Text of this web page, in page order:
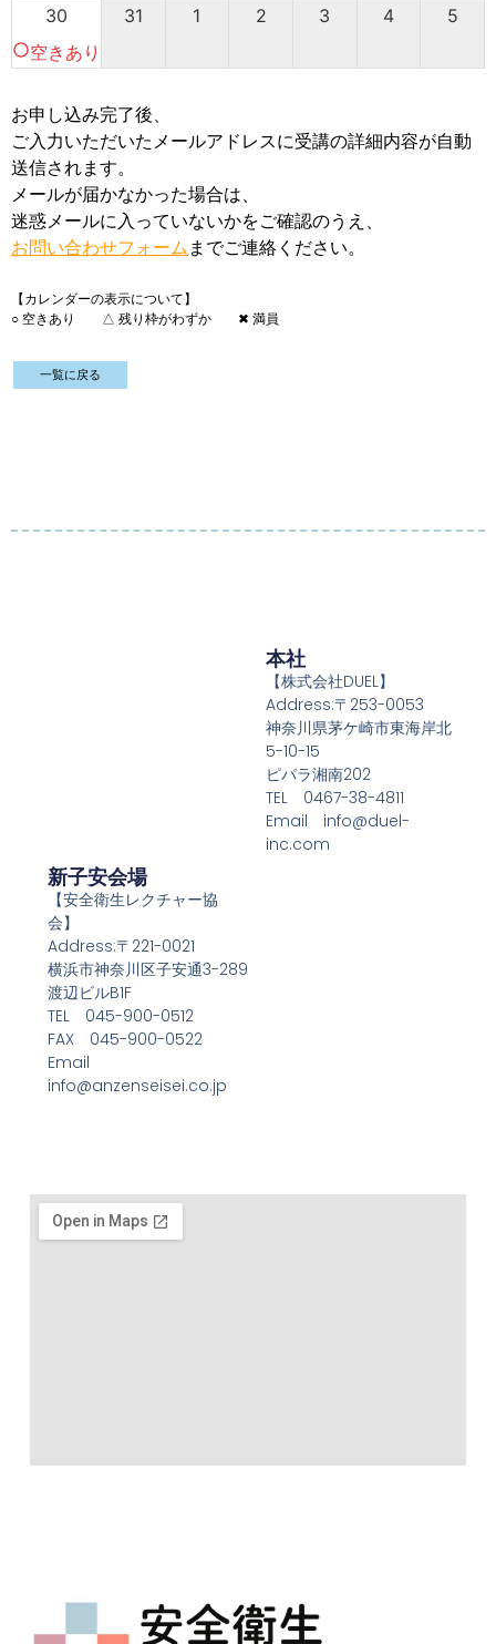
30
radio_button_unchecked空きあり
31 1 2 3 4 5
お申し込み完了後、
ご入力いただいたメールアドレスに受講の詳細内容が自動
送信されます。
メールが届かなかった場合は、
迷惑メールに入っていないかをご確認のうえ、
お問い合わせフォーム までご連絡ください。
【カレンダーの表示について】
○ 空きあり △ 残り枠がわずか ✖ 満員
一覧に戻る
本社
【株式会社DUEL】
Address:〒253-0053
神奈川県茅ケ崎市東海岸北
5-10-15
ピパラ湘南202
TEL 0467-38-4811
Email info@duel-
inc.com
新子安会場
【安全衛生レクチャー協
会】
Address:〒221-0021
横浜市神奈川区子安通3-289
渡辺ビルB1F
TEL 045-900-0512
FAX 045-900-0522
Email
info@anzenseisei.co.jp